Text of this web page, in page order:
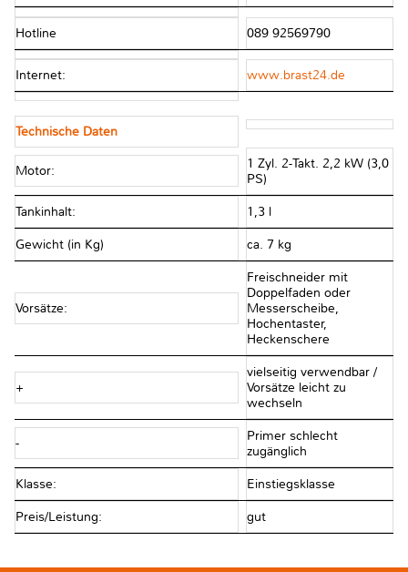
Hotline 089 92569790
Internet: www.brast24.de
Technische Daten
Motor:
1 Zyl. 2-Takt. 2,2 kW (3,0
PS)
Tankinhalt: 1,3 l
Gewicht (in Kg) ca. 7 kg
Vorsätze:
Freischneider mit
Doppelfaden oder
Messerscheibe,
Hochentaster,
Heckenschere
+
vielseitig verwendbar /
Vorsätze leicht zu
wechseln
-
Primer schlecht
zugänglich
Klasse: Einstiegsklasse
Preis/Leistung: gut